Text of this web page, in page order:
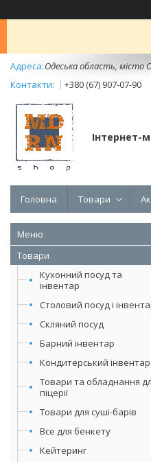
Одеська область, місто
+380 (67) 907-07-90
Інтернет-
Головна Товари
Товари
Кухонний посуд та
інвентар
Столовий посуд і
Скляний посуд
Барний інвентар
Кондитерський інвентар
Товари та обладнання
піцерії
Товари для суші-барів
Все для бенкету
Кейтеринг